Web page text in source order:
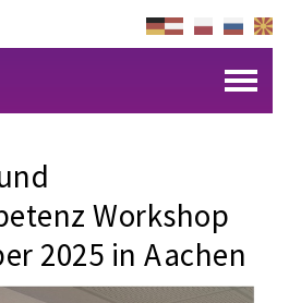
Workshop
2025 in Aachen